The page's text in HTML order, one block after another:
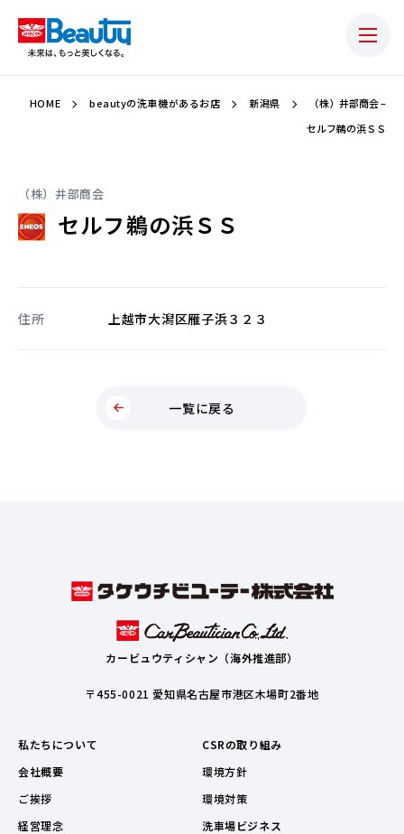
HOME beautyの洗車機があるお店 新潟県
（株）井部商会 –
セルフ鵜の浜ＳＳ
（株）井部商会
セルフ鵜の浜ＳＳ
住所 上越市大潟区雁子浜３２３
一覧に戻る
カービュウティシャン（海外推進部）
〒455-0021 愛知県名古屋市港区木場町2番地
私たちについて
会社概要
ご挨拶
経営理念
CSRの取り組み
環境方針
環境対策
洗車場ビジネス